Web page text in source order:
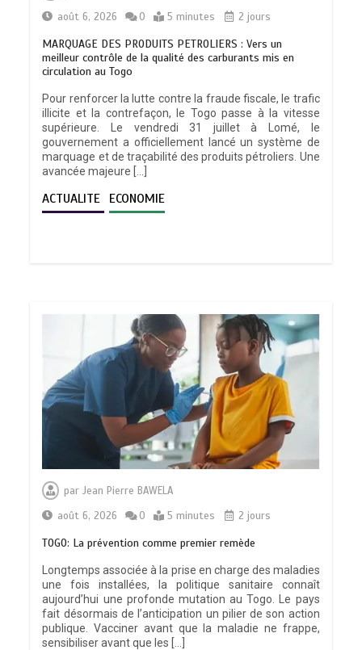
août 6, 2026
0 5 minutes 2 jours
MARQUAGE DES PRODUITS PETROLIERS : Vers un
meilleur contrôle de la qualité des carburants mis en
circulation au Togo
Pour renforcer la lutte contre la fraude fiscale, le trafic
illicite et la contrefaçon, le Togo passe à la vitesse
supérieure. Le vendredi 31 juillet à Lomé, le
gouvernement a officiellement lancé un système de
marquage et de traçabilité des produits pétroliers. Une
avancée majeure […]
ACTUALITE ECONOMIE
parJean Pierre BAWELA
août 6, 2026
0 5 minutes 2 jours
TOGO: La prévention comme premier remède
Longtemps associée à la prise en charge des maladies
une fois installées, la politique sanitaire connaît
aujourd’hui une profonde mutation au Togo. Le pays
fait désormais de l’anticipation un pilier de son action
publique. Vacciner avant que la maladie ne frappe,
sensibiliser avant que les […]